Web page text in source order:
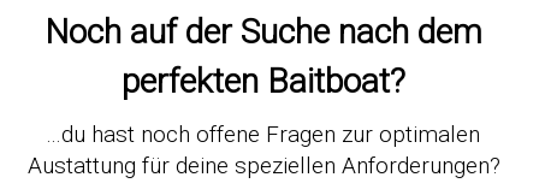
Noch auf der Suche nach dem
perfekten Baitboat?
...du hast noch offene Fragen zur optimalen
Austattung für deine speziellen Anforderungen?